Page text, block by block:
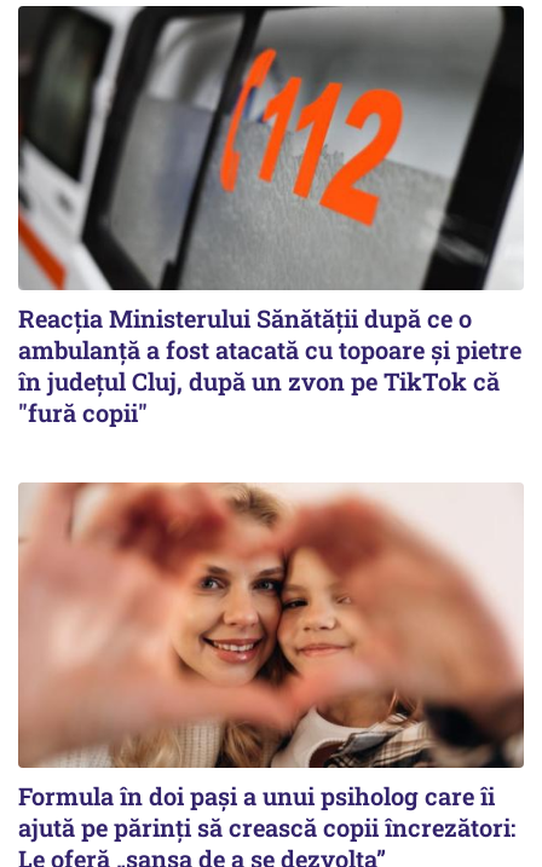
Reacția Ministerului Sănătății după ce o
ambulanță a fost atacată cu topoare și pietre
în județul Cluj, după un zvon pe TikTok că
"fură copii"
Formula în doi pași a unui psiholog care îi
ajută pe părinți să crească copii încrezători:
Le oferă „șansa de a se dezvolta”